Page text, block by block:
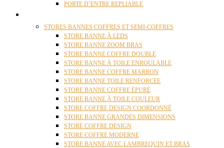
PORTE D’ENTRE REPLIABLE
STORES BANNES COFFRES ET SEMI-COFFRES
STORE BANNE À LEDS
STORE BANNE ZOOM BRAS
STORE BANNE COFFRE DOUBLE
STORE BANNE À TOILE ENROULABLE
STORE BANNE COFFRE MARRON
STORE BANNE TOILE RENFORCEE
STORE BANNE COFFRE ÉPURÉ
STORE BANNE À TOILE COULEUR
STORE COFFRE DESIGN COORDONNÉ
STORE BANNE GRANDES DIMENSIONS
STORE COFFRE DESIGN
STORE COFFRE MODERNE
STORE BANNE AVEC LAMBREQUIN ET BRAS